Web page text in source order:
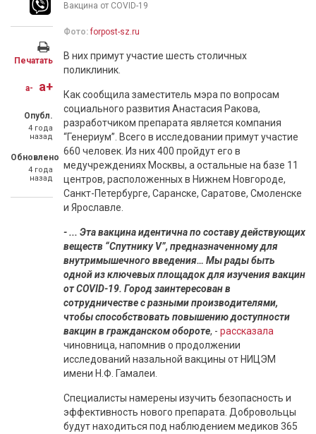
Печатать
a- a+
Опубл.
4 года
назад
Обновлено
4 года
назад
Вакцина от COVID-19
Фото:forpost-sz.ru
В них примут участие шесть столичных
поликлиник.
Как сообщила заместитель мэра по вопросам
социального развития Анастасия Ракова,
разработчиком препарата является компания
“Генериум”. Всего в исследовании примут участие
660 человек. Из них 400 пройдут его в
медучреждениях Москвы, а остальные на базе 11
центров, расположенных в Нижнем Новгороде,
Санкт-Петербурге, Саранске, Саратове, Смоленске
и Ярославле.
- ... Эта вакцина идентична по составу действующих
веществ “Спутнику V”, предназначенному для
внутримышечного введения… Мы рады быть
одной из ключевых площадок для изучения вакцин
от COVID-19. Город заинтересован в
сотрудничестве с разными производителями,
чтобы способствовать повышению доступности
вакцин в гражданском обороте, - рассказала
чиновница, напомнив о продолжении
исследований назальной вакцины от НИЦЭМ
имени Н.Ф. Гамалеи.
Специалисты намерены изучить безопасность и
эффективность нового препарата. Добровольцы
будут находиться под наблюдением медиков 365